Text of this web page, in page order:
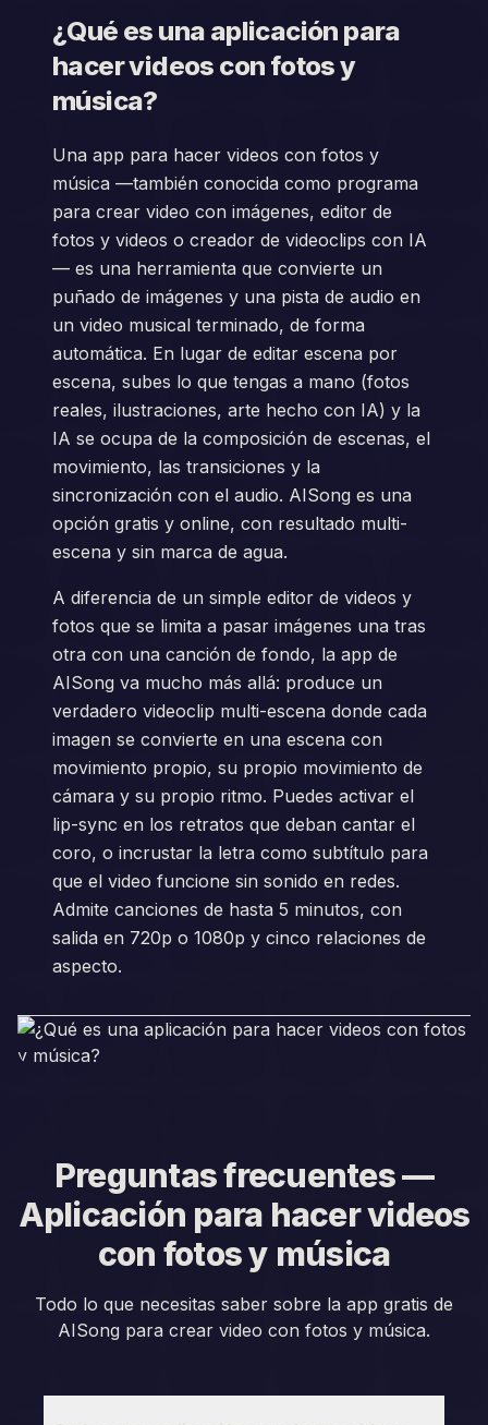
¿Qué es una aplicación para
hacer videos con fotos y
música?
Una app para hacer videos con fotos y
música —también conocida como programa
para crear video con imágenes, editor de
fotos y videos o creador de videoclips con IA
— es una herramienta que convierte un
puñado de imágenes y una pista de audio en
un video musical terminado, de forma
automática. En lugar de editar escena por
escena, subes lo que tengas a mano (fotos
reales, ilustraciones, arte hecho con IA) y la
IA se ocupa de la composición de escenas, el
movimiento, las transiciones y la
sincronización con el audio. AISong es una
opción gratis y online, con resultado multi-
escena y sin marca de agua.
A diferencia de un simple editor de videos y
fotos que se limita a pasar imágenes una tras
otra con una canción de fondo, la app de
AISong va mucho más allá: produce un
verdadero videoclip multi-escena donde cada
imagen se convierte en una escena con
movimiento propio, su propio movimiento de
cámara y su propio ritmo. Puedes activar el
lip-sync en los retratos que deban cantar el
coro, o incrustar la letra como subtítulo para
que el video funcione sin sonido en redes.
Admite canciones de hasta 5 minutos, con
salida en 720p o 1080p y cinco relaciones de
aspecto.
Preguntas frecuentes —
Aplicación para hacer videos
con fotos y música
Todo lo que necesitas saber sobre la app gratis de
AISong para crear video con fotos y música.